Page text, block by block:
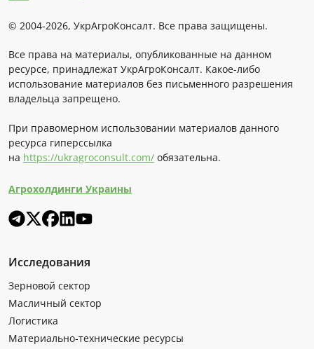
© 2004-2026, УкрАгроКонсалт. Все права защищены.
Все права на материалы, опубликованные на данном
ресурсе, принадлежат УкрАгроКонсалт. Какое-либо
использование материалов без письменного разрешения
владельца запрещено.
При правомерном использовании материалов данного
ресурса гиперссылка
на https://ukragroconsult.com/ обязательна.
Агрохолдинги Украины
Исследования
Зерновой сектор
Масличный сектор
Логистика
Материально-технические ресурсы